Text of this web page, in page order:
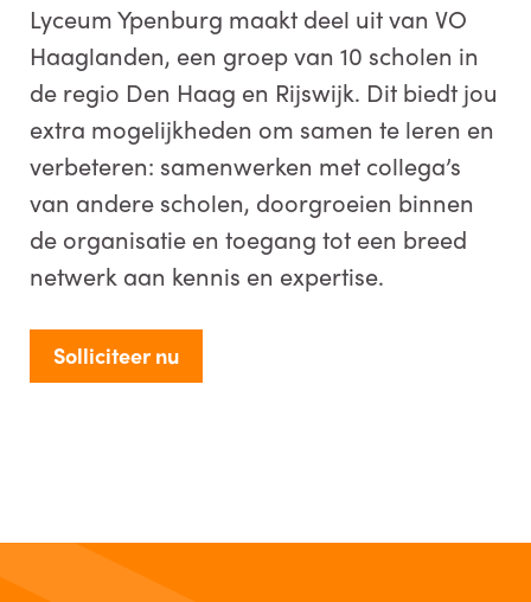
Lyceum Ypenburg maakt deel uit van VO
Haaglanden, een groep van 10 scholen in
de regio Den Haag en Rijswijk. Dit biedt jou
extra mogelijkheden om samen te leren en
verbeteren: samenwerken met collega’s
van andere scholen, doorgroeien binnen
de organisatie en toegang tot een breed
netwerk aan kennis en expertise.
Solliciteer nu